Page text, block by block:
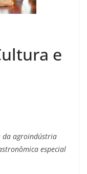
e
da agroindústria
especial